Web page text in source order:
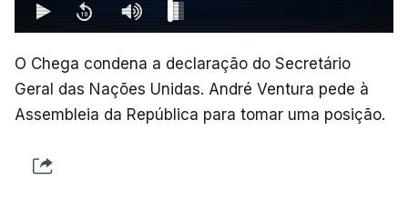
O Chega condena a declaração do Secretário
Geral das Nações Unidas. André Ventura pede à
Assembleia da República para tomar uma posição.